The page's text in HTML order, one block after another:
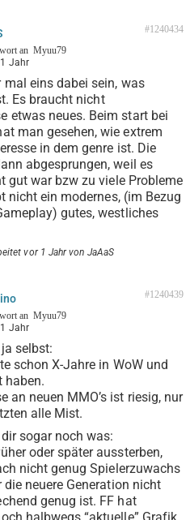
an Myuu79
Jahr
#1240434
mal eins dabei sein, was
Es braucht nicht
etwas neues. Beim start bei
man gesehen, wie extrem
in dem genre ist. Die
abgesprungen, weil es
gut war bzw zu viele Probleme
nicht ein modernes, (im Bezug
gutes, westliches
vor 1 Jahr von JaAaS
an Myuu79
Jahr
#1240439
selbst:
schon X-Jahre in WoW und
haben.
an neuen MMO’s ist riesig, nur
alle Mist.
sogar noch was:
oder später aussterben,
nicht genug Spielerzuwachs
neuere Generation nicht
genug ist. FF hat